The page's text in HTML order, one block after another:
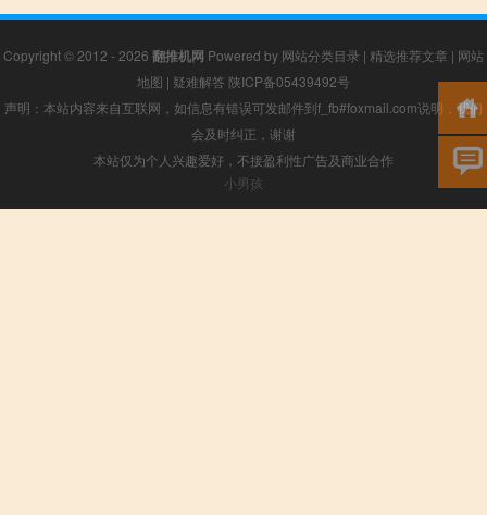
Copyright © 2012 - 2026 翻推机网 Powered by 网站分类目录 | 精选推荐文章 | 网站
地图 | 疑难解答 陕ICP备05439492号
声明：本站内容来自互联网，如信息有错误可发邮件到f_fb#foxmail.com说明，我们
会及时纠正，谢谢
本站仅为个人兴趣爱好，不接盈利性广告及商业合作
小男孩